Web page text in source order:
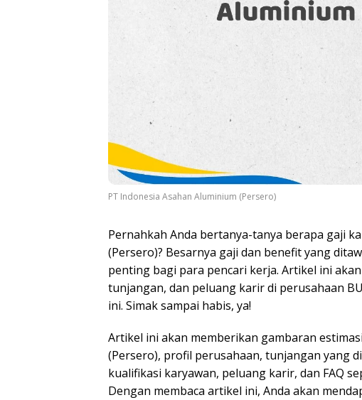
PT Indonesia Asahan Aluminium (Persero)
Pernahkah Anda bertanya-tanya berapa gaji
(Persero)? Besarnya gaji dan benefit yang
penting bagi para pencari kerja. Artikel ini
tunjangan, dan peluang karir di perusahaan
ini. Simak sampai habis, ya!
Artikel ini akan memberikan gambaran
(Persero), profil perusahaan, tunjangan yang
kualifikasi karyawan, peluang karir, dan FAQ
Dengan membaca artikel ini, Anda akan